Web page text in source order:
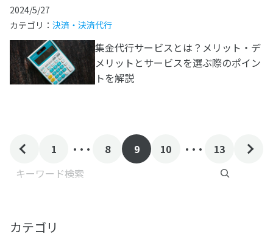
2024/5/27
カテゴリ： 決済・決済代行
集金代行サービスとは？メリット・デ
メリットとサービスを選ぶ際のポイン
トを解説
1 . . . 8 9 10 . . .
13
検索
カテゴリ